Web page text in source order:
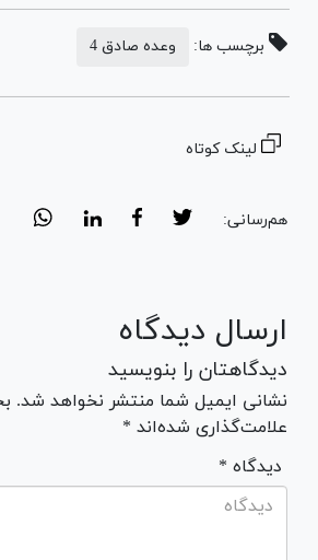
برچسب ها: وعده صادق 4
لینک کوتاه
هم‌رسانی:
ارسال دیدگاه
دیدگاهتان را بنویسید
نشانی ایمیل شما منتشر نخواهد شد.
علامت‌گذاری شده‌اند *
* دیدگاه